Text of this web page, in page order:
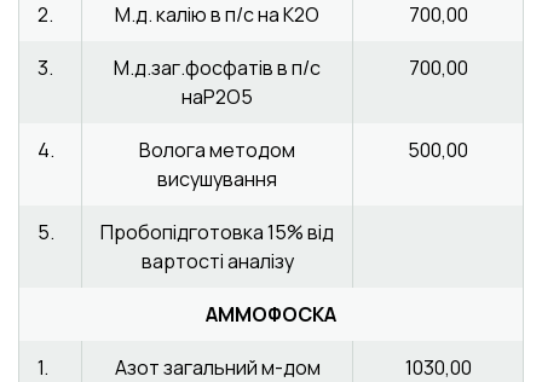
2. М.д. калію в п/с на К2О
700,00
3.
М.д.заг.фосфатів в п/с
наР2О5
700,00
4.
Волога методом
висушування
500,00
5.
Пробопідготовка 15% від
вартості аналізу
АММОФОСКА
1.
Азот загальний м-дом
1030,00